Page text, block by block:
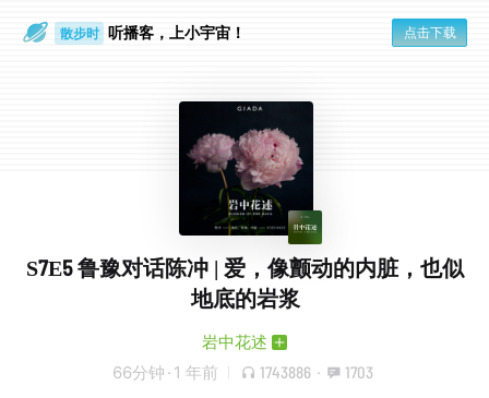
散步时 听播客，上小宇宙！ 点击下载
S7E5 鲁豫对话陈冲 | 爱，像颤动的内脏，也似
地底的岩浆
岩中花述
66分钟 · 1 年前 1743886 · 1703